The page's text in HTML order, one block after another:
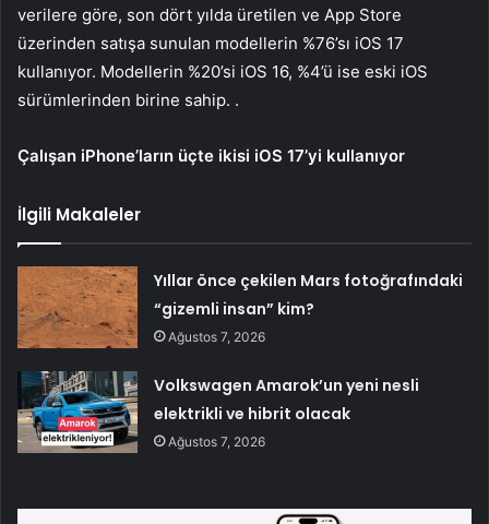
verilere göre, son dört yılda üretilen ve App Store
üzerinden satışa sunulan modellerin %76’sı iOS 17
kullanıyor. Modellerin %20’si iOS 16, %4’ü ise eski iOS
sürümlerinden birine sahip. .
Çalışan iPhone’ların üçte ikisi iOS 17’yi kullanıyor
İlgili Makaleler
Yıllar önce çekilen Mars fotoğrafındaki
“gizemli insan” kim?
Ağustos 7, 2026
Volkswagen Amarok’un yeni nesli
elektrikli ve hibrit olacak
Ağustos 7, 2026